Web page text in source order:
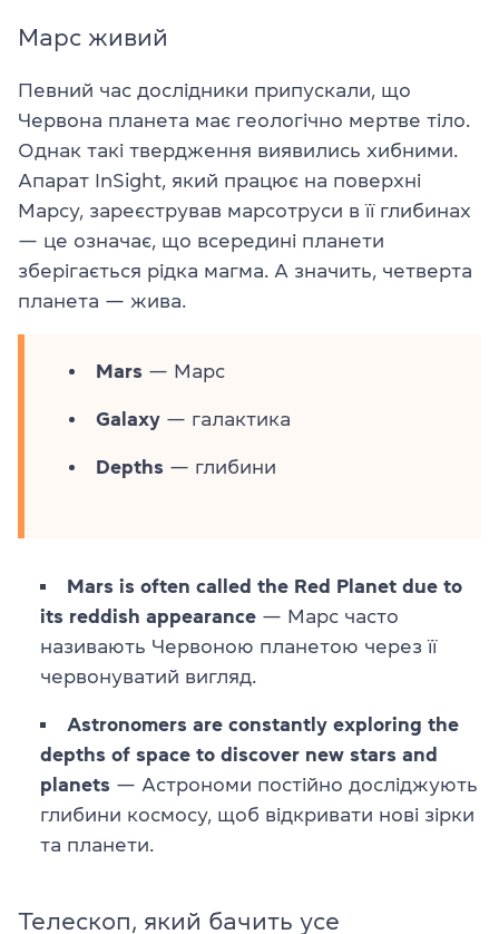
Марс живий
Певний час дослідники припускали, що
Червона планета має геологічно мертве тіло.
Однак такі твердження виявились хибними.
Апарат InSight, який працює на поверхні
Марсу, зареєстрував марсотруси в її глибинах
— це означає, що всередині планети
зберігається рідка магма. А значить, четверта
планета — жива.
Mars — Марс
Galaxy — галактика
Depths — глибини
Mars is often called the Red Planet due to
its reddish appearance — Марс часто
називають Червоною планетою через її
червонуватий вигляд.
Astronomers are constantly exploring the
depths of space to discover new stars and
planets — Астрономи постійно досліджують
глибини космосу, щоб відкривати нові зірки
та планети.
Телескоп, який бачить усе